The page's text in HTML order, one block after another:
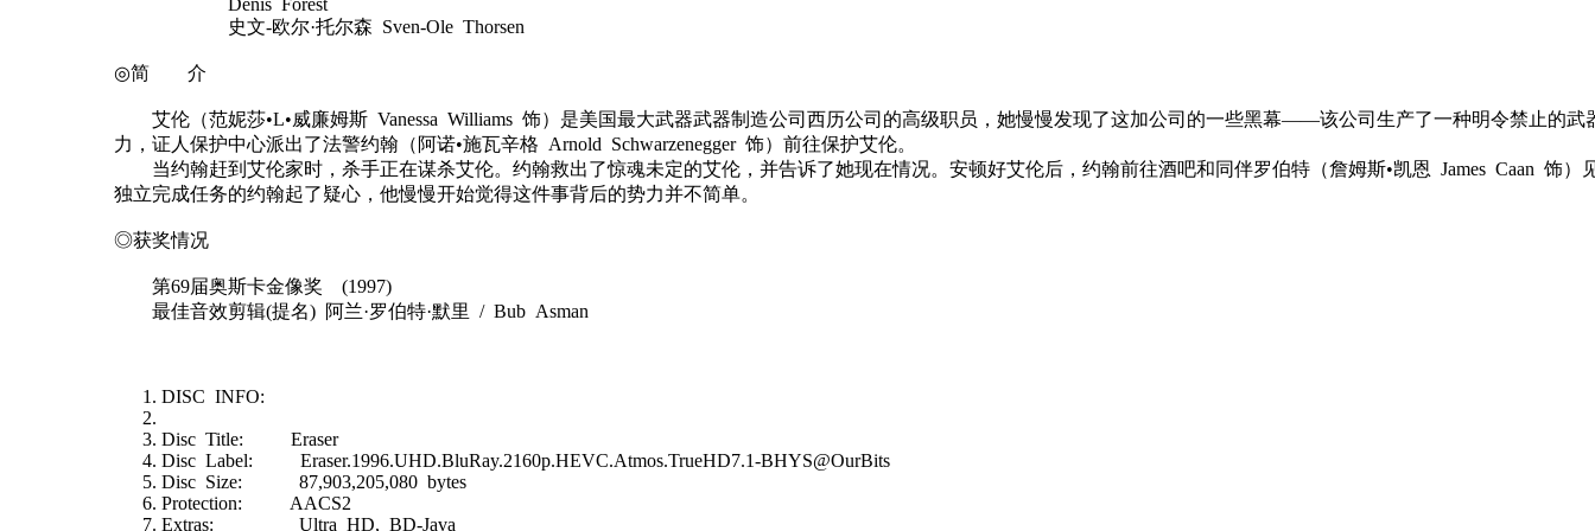
史文-欧尔·托尔森 Sven-Ole Thorsen
◎简 介
艾伦（范妮莎•L•威廉姆斯 Vanessa Williams 饰）是美国最大武器武器制造公司西历公司的高级职员，她慢慢发现了这加公司的一些黑幕――该公司生产了一种明令禁止的
力，证人保护中心派出了法警约翰（阿诺•施瓦辛格 Arnold Schwarzenegger 饰）前往保护艾伦。
当约翰赶到艾伦家时，杀手正在谋杀艾伦。约翰救出了惊魂未定的艾伦，并告诉了她现在情况。安顿好艾伦后，约翰前往酒吧和同伴罗伯特（詹姆斯•凯恩 James Caan 饰
独立完成任务的约翰起了疑心，他慢慢开始觉得这件事背后的势力并不简单。
◎获奖情况
第69届奥斯卡金像奖 (1997)
最佳音效剪辑(提名) 阿兰·罗伯特·默里 / Bub Asman
DISC INFO:
Disc Title: Eraser
Disc Label: Eraser.1996.UHD.BluRay.2160p.HEVC.Atmos.TrueHD7.1-BHYS@OurBits
Disc Size: 87,903,205,080 bytes
Protection: AACS2
Extras: Ultra HD, BD-Java